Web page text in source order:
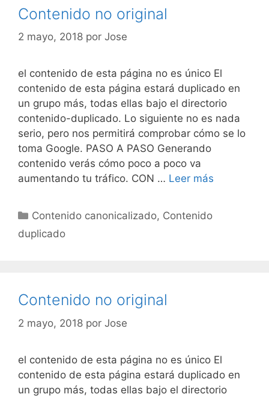
Contenido no original
2 mayo, 2018 por Jose
el contenido de esta página no es único El
contenido de esta página estará duplicado en
un grupo más, todas ellas bajo el directorio
contenido-duplicado. Lo siguiente no es nada
serio, pero nos permitirá comprobar cómo se lo
toma Google. PASO A PASO Generando
contenido verás cómo poco a poco va
aumentando tu tráfico. CON … Leer más
Categorías
Contenido canonicalizado, Contenido
duplicado
Contenido no original
2 mayo, 2018 por Jose
el contenido de esta página no es único El
contenido de esta página estará duplicado en
un grupo más, todas ellas bajo el directorio